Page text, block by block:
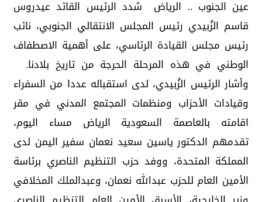
عين الجنوب .. الرياض
شدد الرئيس القائد عيدروس
قاسم الزُبيدي رئيس المجلس الانتقالي الجنوبي، نائب
رئيس مجلس القيادة الرئاسي، على أهمية الاصطفاف
الوطني في هذه المرحلة الحرجة من تاريخ بلادنا.
وأشار الرئيس الزُبيدي، لدى استقباله عددا من السفراء
وقيادات الأحزاب ومنظمات المجتمع المدني في مقر
اقامته بالعاصمة السعودية الرياض مساء اليوم،
تقدمهم الدكتور ياسين سعيد نعمان سفير اليمن لدى
المملكة المتحدة، ووفد حزب التنظيم الناصري برئاسة
الأمين العام للحزب عبدالله نعمان، وعبدالملك المخلافي